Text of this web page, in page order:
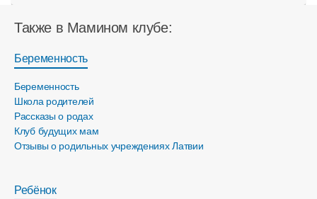
Также в Мамином клубе:
Беременность
Беременность
Школа родителей
Рассказы о родах
Клуб будущих мам
Отзывы о родильных учреждениях Латвии
Ребёнок